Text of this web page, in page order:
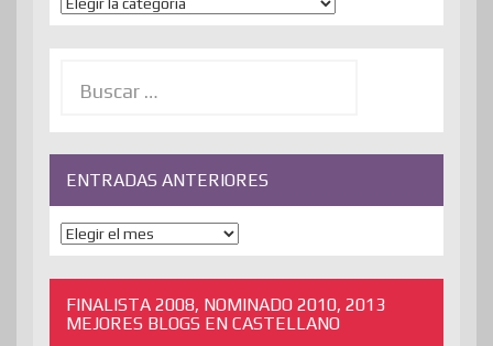
ENTRADAS ANTERIORES
ENTRADAS
ANTERIORES
FINALISTA 2008, NOMINADO 2010, 2013
MEJORES BLOGS EN CASTELLANO